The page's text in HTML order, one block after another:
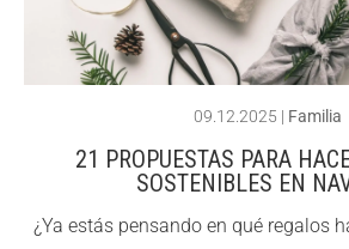
09.12.2025 | Familia
21 PROPUESTAS PARA
SOSTENIBLES EN
¿Ya estás pensando en qué regalos
SUPORT TERCER
SUPORT TERCER